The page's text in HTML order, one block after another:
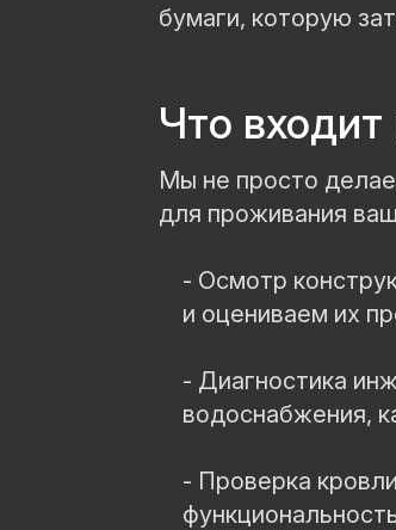
бумаги, которую
Что
Мы не просто
для проживания
- Осмотр
и оцениваем их
- Диагностика
водоснабжения,
- Проверка